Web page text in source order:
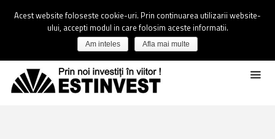
Acest website foloseste cookie-uri. Prin continuarea utilizarii website-
ului, accepti modul in care folosim aceste informatii.
Am inteles Afla mai multe